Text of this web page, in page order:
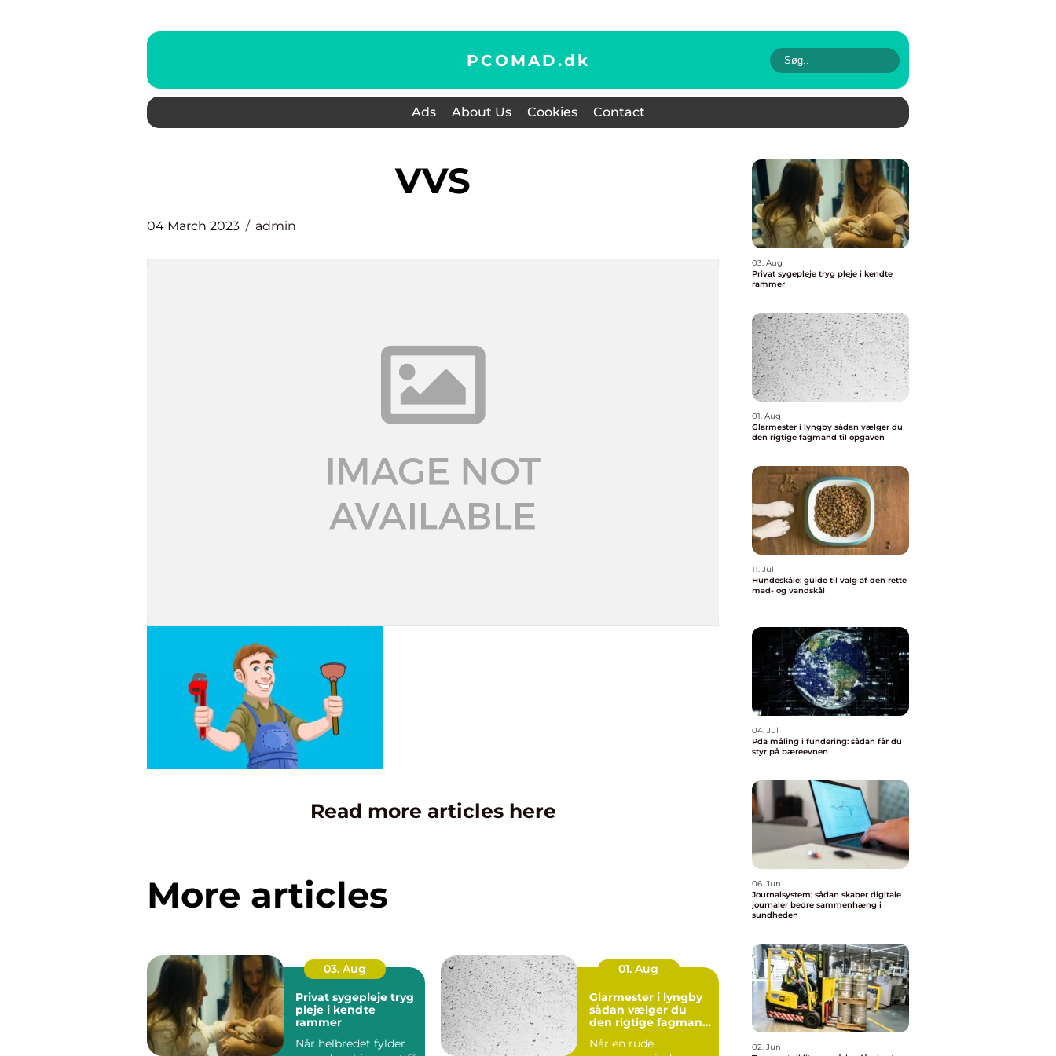
PCOMAD.dk
Ads About Us Cookies Contact
VVS
04 March 2023 admin
Read more articles here
More articles
03. Aug
Privat sygepleje tryg
pleje i kendte
rammer
Når helbredet fylder
01. Aug
Glarmester i lyngby
sådan vælger du
den rigtige fagmand
Når en rude
03. Aug
Privat sygepleje tryg pleje i kendte
rammer
01. Aug
Glarmester i lyngby sådan vælger du
den rigtige fagmand til opgaven
11. Jul
Hundeskåle: guide til valg af den rette
mad- og vandskål
04. Jul
Pda måling i fundering: sådan får du
styr på bæreevnen
06. Jun
Journalsystem: sådan skaber digitale
journaler bedre sammenhæng i
sundheden
02. Jun